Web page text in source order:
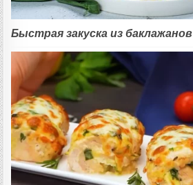
Быстрая закуска из баклажанов